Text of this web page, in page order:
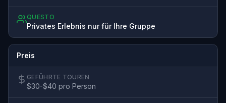
QUESTO
Privates Erlebnis nur für Ihre Gruppe
Preis
GEFÜHRTE TOUREN
$30-$40 pro Person